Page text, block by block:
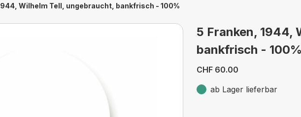
Wilhelm Tell, ungebraucht, bankfrisch - 100%
5 Franken, 1944,
bankfrisch - 100%
CHF 60.00
ab Lager lieferbar